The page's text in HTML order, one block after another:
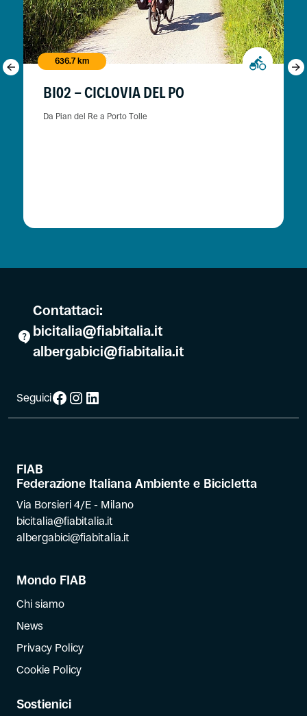
636.7 km
BI02 - CICLOVIA DEL PO
Da Pian del Re a Porto Tolle
Contattaci:
bicitalia@fiabitalia.it
albergabici@fiabitalia.it
SeguiciFacebook
Instagram
LinkedIn
FIAB
Federazione Italiana Ambiente e Bicicletta
Via Borsieri 4/E - Milano
bicitalia@fiabitalia.it
albergabici@fiabitalia.it
Mondo FIAB
Chi siamo
News
Privacy Policy
Cookie Policy
Sostienici